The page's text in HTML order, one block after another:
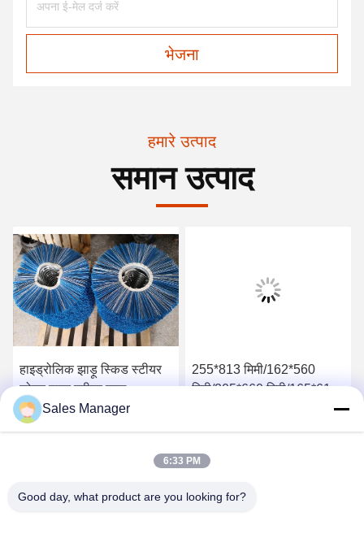
भेजना
हमारे उत्पाद
समान उत्पाद
हाइड्रोलिक झाड़ू स्किड स्टीयर
लोडर पावर स्वीपर ब्रश
सर्वोत्तम मूल्य प्राप्त करें
255*813 मिमी/162*560
मिमी/205*660 मिमी/165*610
मिमी/130*508 मिमी निर्माण झाड़ू
सर्वोत्तम मूल्य प्राप्त करें
Sales Manager
6:33 PM
Good day, what product are you looking for?